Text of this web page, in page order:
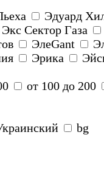
Эдуард
Экс Сектор Газа
ЭлеGant
Эрика
от 100 до 200
bg